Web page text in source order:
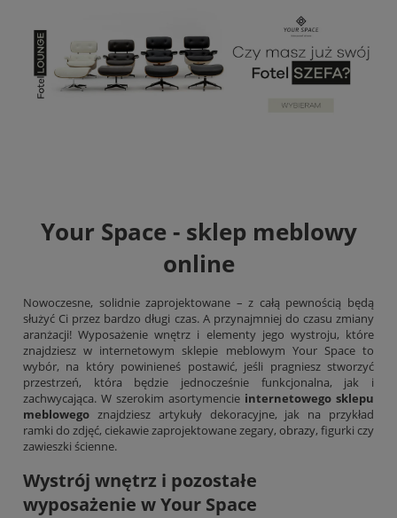
Your Space - sklep meblowy
online
Nowoczesne, solidnie zaprojektowane – z całą pewnością będą
służyć Ci przez bardzo długi czas. A przynajmniej do czasu zmiany
aranżacji! Wyposażenie wnętrz i elementy jego wystroju, które
znajdziesz w internetowym sklepie meblowym Your Space to
wybór, na który powinieneś postawić, jeśli pragniesz stworzyć
przestrzeń, która będzie jednocześnie funkcjonalna, jak i
zachwycająca. W szerokim asortymencie internetowego sklepu
meblowego znajdziesz artykuły dekoracyjne, jak na przykład
ramki do zdjęć, ciekawie zaprojektowane zegary, obrazy, figurki czy
zawieszki ścienne.
Wystrój wnętrz i pozostałe
wyposażenie w Your Space